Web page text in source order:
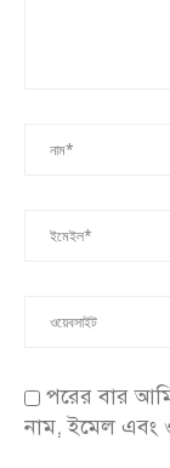
পরের বার
নাম, ইমেল এবং